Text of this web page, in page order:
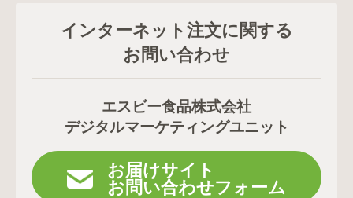
インターネット注文に関する
お問い合わせ
エスビー食品株式会社
デジタルマーケティングユニット
お届けサイト
お問い合わせフォーム